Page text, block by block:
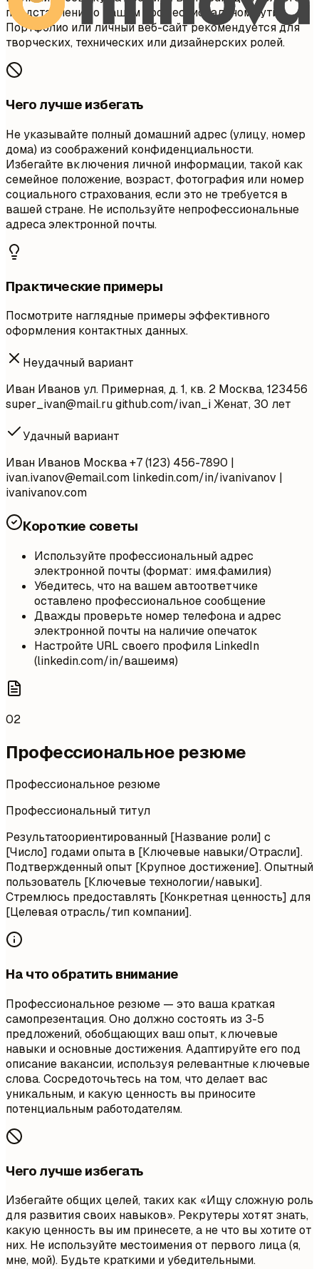
представления о вашем профессиональном пути.
Портфолио или личный веб-сайт рекомендуется для
творческих, технических или дизайнерских ролей.
Чего лучше избегать
Не указывайте полный домашний адрес (улицу, номер
дома) из соображений конфиденциальности.
Избегайте включения личной информации, такой как
семейное положение, возраст, фотография или номер
социального страхования, если это не требуется в
вашей стране. Не используйте непрофессиональные
адреса электронной почты.
Практические примеры
Посмотрите наглядные примеры эффективного
оформления контактных данных.
Неудачный вариант
Иван Иванов ул. Примерная, д. 1, кв. 2 Москва, 123456
super_ivan@mail.rugithub.com/ivan_i Женат, 30 лет
Удачный вариант
Иван Иванов Москва +7 (123) 456-7890 |
ivan.ivanov@email.com linkedin.com/in/ivanivanov |
ivanivanov.com
Короткие советы
Используйте профессиональный адрес
электронной почты (формат: имя.фамилия)
Убедитесь, что на вашем автоответчике
оставлено профессиональное сообщение
Дважды проверьте номер телефона и адрес
электронной почты на наличие опечаток
Настройте URL своего профиля LinkedIn
(linkedin.com/in/вашеимя)
02
Профессиональное резюме
Профессиональное резюме
Профессиональный титул
Результатоориентированный [Название роли] с
[Число] годами опыта в [Ключевые навыки/Отрасли].
Подтвержденный опыт [Крупное достижение]. Опытный
пользователь [Ключевые технологии/навыки].
Стремлюсь предоставлять [Конкретная ценность] для
[Целевая отрасль/тип компании].
На что обратить внимание
Профессиональное резюме — это ваша краткая
самопрезентация. Оно должно состоять из 3-5
предложений, обобщающих ваш опыт, ключевые
навыки и основные достижения. Адаптируйте его под
описание вакансии, используя релевантные ключевые
слова. Сосредоточьтесь на том, что делает вас
уникальным, и какую ценность вы приносите
потенциальным работодателям.
Чего лучше избегать
Избегайте общих целей, таких как «Ищу сложную роль
для развития своих навыков». Рекрутеры хотят знать,
какую ценность вы им принесете, а не что вы хотите от
них. Не используйте местоимения от первого лица (я,
мне, мой). Будьте краткими и убедительными.